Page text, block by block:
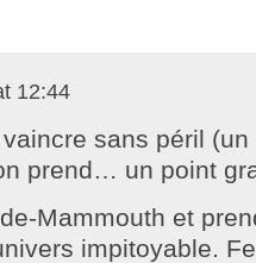
12:44
sans péril (un
prend… un point
Mammouth et
impitoyable.